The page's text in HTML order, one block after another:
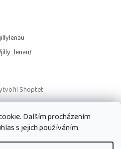
Dalším procházením
s jejich používáním.
Shoptet
s.r.o.. Všechna práva vyhrazena.